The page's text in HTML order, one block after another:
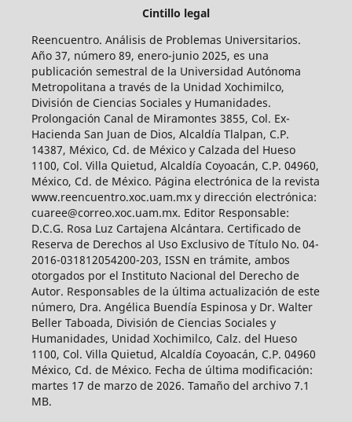
Cintillo legal
Reencuentro. Análisis de Problemas Universitarios.
Año 37, número 89, enero-junio 2025, es una
publicación semestral de la Universidad Autónoma
Metropolitana a través de la Unidad Xochimilco,
División de Ciencias Sociales y Humanidades.
Prolongación Canal de Miramontes 3855, Col. Ex-
Hacienda San Juan de Dios, Alcaldía Tlalpan, C.P.
14387, México, Cd. de México y Calzada del Hueso
1100, Col. Villa Quietud, Alcaldía Coyoacán, C.P. 04960,
México, Cd. de México. Página electrónica de la revista
www.reencuentro.xoc.uam.mx y dirección electrónica:
cuaree@correo.xoc.uam.mx. Editor Responsable:
D.C.G. Rosa Luz Cartajena Alcántara. Certificado de
Reserva de Derechos al Uso Exclusivo de Título No. 04-
2016-031812054200-203, ISSN en trámite, ambos
otorgados por el Instituto Nacional del Derecho de
Autor. Responsables de la última actualización de este
número, Dra. Angélica Buendía Espinosa y Dr. Walter
Beller Taboada, División de Ciencias Sociales y
Humanidades, Unidad Xochimilco, Calz. del Hueso
1100, Col. Villa Quietud, Alcaldía Coyoacán, C.P. 04960
México, Cd. de México. Fecha de última modificación:
martes 17 de marzo de 2026. Tamaño del archivo 7.1
MB.